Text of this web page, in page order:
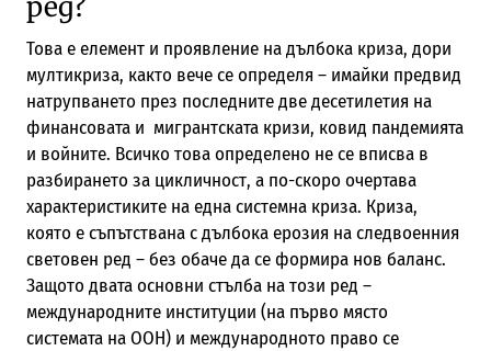
Това е елемент и проявление на дълбока криза, дори
мултикриза, както вече се определя – имайки предвид
натрупването през последните две десетилетия на
финансовата и мигрантската кризи, ковид пандемията
и войните. Всичко това определено не се вписва в
разбирането за цикличност, а по-скоро очертава
характеристиките на една системна криза. Криза,
която е съпътствана с дълбока ерозия на следвоенния
световен ред – без обаче да се формира нов баланс.
Защото двата основни стълба на този ред –
международните институции (на първо място
системата на ООН) и международното право се